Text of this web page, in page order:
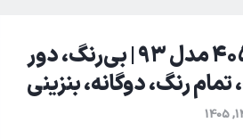
خریدار پژو ۴۰۵ مدل ۹۳ | بی‌رنگ، دور
تمام رنگ، دوگانه، بنزینی